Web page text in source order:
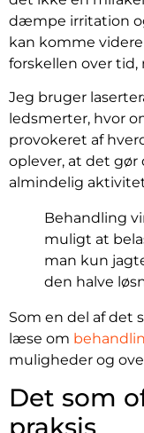
dæmpe irritation
kan komme
forskellen over
Jeg bruger
ledsmerter, hvor
provokeret af
oplever, at det gør
almindelig
Behandling
muligt at
man kun
den halve
Som en del af det
læse om
muligheder og
Det som